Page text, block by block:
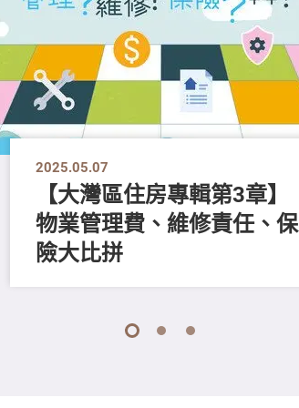
2025.05.07
【大灣區住房專輯第3章】
物業管理費、維修責任、保
險大比拼
1 2 3